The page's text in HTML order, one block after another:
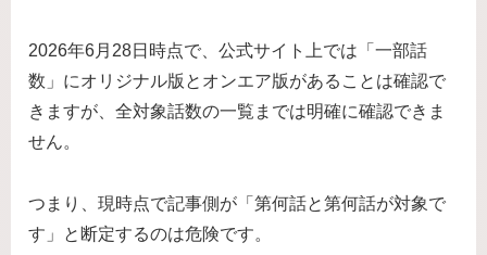
2026年6月28日時点で、公式サイト上では「一部話
数」にオリジナル版とオンエア版があることは確認で
きますが、全対象話数の一覧までは明確に確認できま
せん。
つまり、現時点で記事側が「第何話と第何話が対象で
す」と断定するのは危険です。